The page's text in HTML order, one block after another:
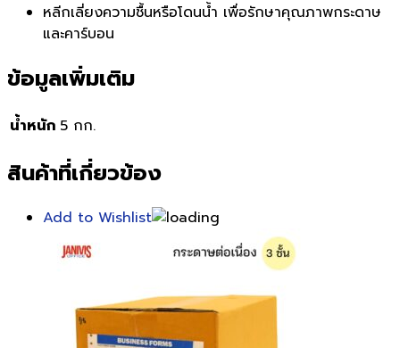
หลีกเลี่ยงความชื้นหรือโดนน้ำ เพื่อรักษาคุณภาพกระดาษ
และคาร์บอน
ข้อมูลเพิ่มเติม
น้ำหนัก 5 กก.
สินค้าที่เกี่ยวข้อง
Add to Wishlist